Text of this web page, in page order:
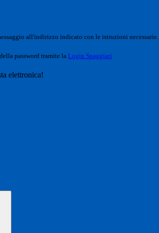
all'indirizzo indicato con le istruzioni necessarie.
password tramite la Login Spaggiari
elettronica!